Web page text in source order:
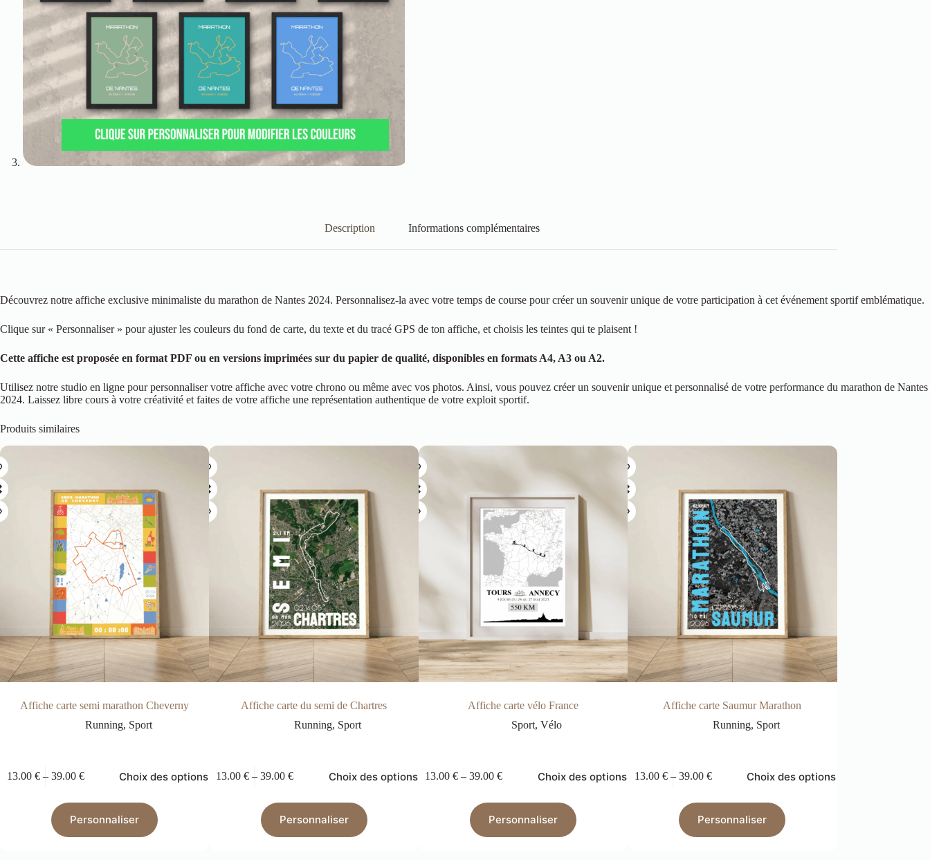
Description Informations complémentaires
Découvrez notre affiche exclusive minimaliste du marathon de Nantes 2024. Personnalisez-la avec votre temps de course pour créer un souvenir unique de votre participation à cet événement sportif emblématique.
Clique sur « Personnaliser » pour ajuster les couleurs du fond de carte, du texte et du tracé GPS de ton affiche, et choisis les teintes qui te plaisent !
Cette affiche est proposée en format PDF ou en versions imprimées sur du papier de qualité, disponibles en formats A4, A3 ou A2.
Utilisez notre studio en ligne pour personnaliser votre affiche avec votre chrono ou même avec vos photos. Ainsi, vous pouvez créer un souvenir unique et personnalisé de votre performance du marathon de Nantes
2024. Laissez libre cours à votre créativité et faites de votre affiche une représentation authentique de votre exploit sportif.
Produits similaires
Affiche carte semi marathon Cheverny
Running, Sport
13.00 €– 39.00 € Choix des options
Personnaliser
Affiche carte du semi de Chartres
Running, Sport
13.00 €– 39.00 € Choix des options
Personnaliser
Affiche carte vélo France
Sport,Vélo
13.00€ –39.00€ Choix des options
Personnaliser
Affiche carte Saumur Marathon
Running, Sport
13.00 €– 39.00 € Choix des options
Personnaliser